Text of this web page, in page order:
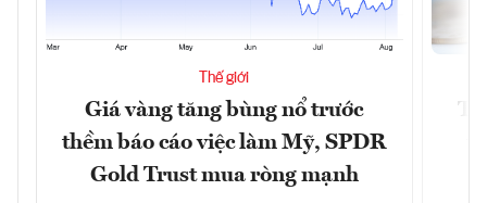
Thế giới
Giá vàng tăng bùng nổ trước
thềm báo cáo việc làm Mỹ, SPDR
Gold Trust mua ròng mạnh